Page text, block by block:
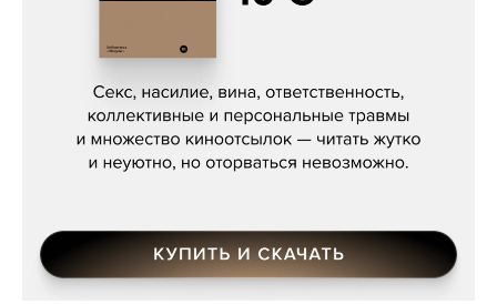
Сергей Кузнецов, «Мясорубка